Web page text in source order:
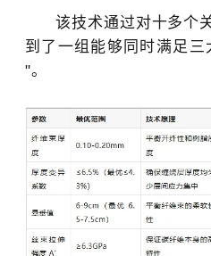
该技术通过对十多个
到了一组能够同时满足
"。